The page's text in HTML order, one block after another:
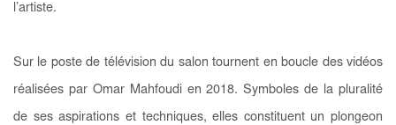
l’artiste.
Sur le poste de télévision du salon tournent en boucle des vidéos
réalisées par Omar Mahfoudi en 2018. Symboles de la pluralité
de ses aspirations et techniques, elles constituent un plongeon